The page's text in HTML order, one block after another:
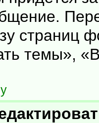
темы»,